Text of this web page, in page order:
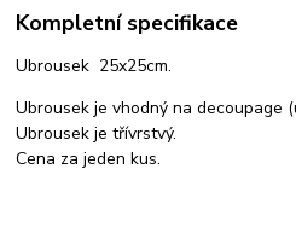
Kompletní specifikace
Ubrousek 25x25cm.
Ubrousek je vhodný na decoupage
Ubrousek je třívrstvý.
Cena za jeden kus.